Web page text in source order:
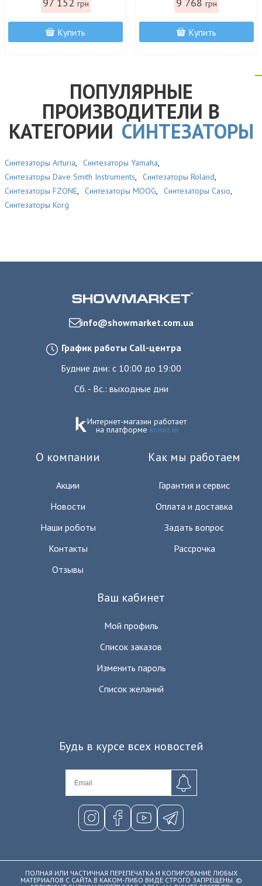
97 152 грн
Купить
9 768 грн
Купить
ПОПУЛЯРНЫЕ
ПРОИЗВОДИТЕЛИ В
КАТЕГОРИИ СИНТЕЗАТОРЫ
Синтезаторы Arturia, Синтезаторы Yamaha,
Синтезаторы Dave Smith Instruments, Синтезаторы Roland,
Синтезаторы FZONE, Синтезаторы MOOG, Синтезаторы Casio,
Синтезаторы Korg
info@showmarket.com.ua
График работы Call-центра
Будние дни: с 10:00 до 19:00
Сб. - Вс.: выходные дни
Интернет-магазин работает
на платформе komiz.io
О компании
Акции
Новости
Наши роботы
Контакты
Отзывы
Как мы работаем
Гарантия и сервис
Оплата и доставка
Задать вопрос
Рассрочка
Ваш кабинет
Мой профиль
Список заказов
Изменить пароль
Список желаний
Будь в курсе всех новостей
ПОЛНАЯ ИЛИ ЧАСТИЧНАЯ ПЕРЕПЕЧАТКА И КОПИРОВАНИЕ ЛЮБЫХ
МАТЕРИАЛОВ С САЙТА В КАКОМ-ЛИБО ВИДЕ СТРОГО ЗАПРЕЩЕНЫ. ©